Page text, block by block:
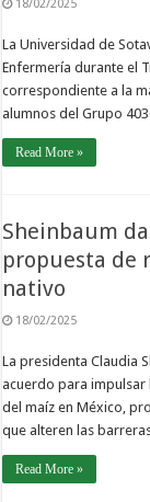
18/02/2025
La Universidad de
Enfermería durante el
correspondiente a la
alumnos del Grupo
Read More »
Sheinbaum
propuesta de
nativo
18/02/2025
La presidenta Claudia
acuerdo para
del maíz en México,
que alteren las
Read More »